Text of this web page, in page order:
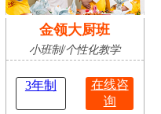
金领大厨班
小班制/个性化教学
3年制
在线咨
询